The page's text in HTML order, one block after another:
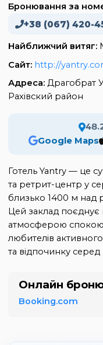
Бронювання за
+38 (067) 420-
Найближчий витяг:
Сайт: http://
Адреса: Драгобрат
Рахівский район
Google Maps
Готель Yantry — це
та ретрит-центр у
близько 1400 м над
Цей заклад
атмосферою спокою,
любителів
та відпочинку серед
Онлайн
Booking.com